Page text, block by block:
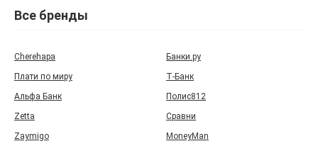
Все бренды
Cherehapa
Банки.ру
Плати по миру
Т‑Банк
Альфа Банк
Полис812
Zetta
Сравни
Zaymigo
MoneyMan